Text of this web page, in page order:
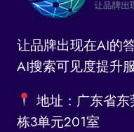
让品牌出现在AI的
AI搜索可见度提升
地址：广东省
栋3单元201室